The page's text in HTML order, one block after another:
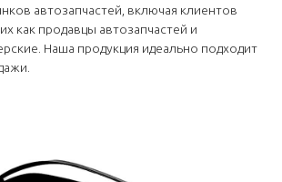
автозапчастей, включая клиентов
как продавцы автозапчастей и
Наша продукция идеально подходит